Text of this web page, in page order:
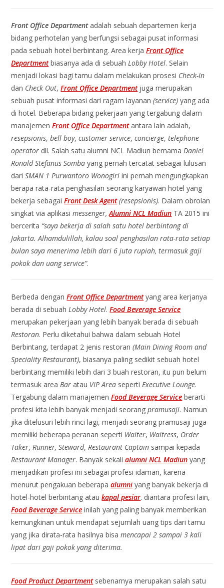
Front Office Departmentadalah sebuah departemen kerja
bidang perhotelan yang berfungsi sebagai pusat informasi
pada sebuah hotel berbintang. Area kerjaFront Office
Departmentbiasanya ada di sebuahLobby Hotel. Selain
menjadi lokasi bagi tamu dalam melakukan prosesi Check-In
dan Check Out,Front Office Departmentjuga merupakan
sebuah pusat informasi dari ragam layanan(service) yang ada
di hotel. Beberapa bidang pekerjaan yang tergabung dalam
manajemenFront Office Departmentantara lain adalah,
resepsionis,bell boy,customer service,concierge,telephone
operator dll. Salah satu alumni NCL Madiun bernamaDaniel
Ronald Stefanus Somba yang pernah tercatat sebagai lulusan
dariSMAN 1 Purwantoro Wonogiri ini pernah mengungkapkan
berapa rata-rata penghasilan seorang karyawan hotel yang
bekerja sebagaiFront Desk Agent (resepsionis). Dalam obrolan
singkat via aplikasimessenger,Alumni NCL Madiun TA 2015 ini
bercerita “saya bekerja di salah satu hotel berbintang di
Jakarta. Alhamdulillah, kalau soal penghasilan rata-rata setiap
bulan saya menerima lebih dari 6 juta rupiah, termasuk gaji
pokok dan uang service”.
Berbeda denganFront Office Departmentyang area kerjanya
berada di sebuahLobby Hotel.Food Beverage Service
merupakan pekerjaan yang lebih banyak berada di sebuah
Restoran. Perlu diketahui bahwa dalam sebuah Hotel
Berbintang, terdapat 2 jenis restoran(Main Dining Room and
Speciality Restaurant), biasanya paling sedikit sebuah hotel
berbintang memiliki lebih dari 3 buah restoran, itu pun belum
termasuk areaBar atau VIP Area sepertiExecutive Lounge.
Tergabung dalam manajemenFood Beverage Service berarti
profesi kita lebih banyak menjadi seorangpramusaji. Namun
jika ditelusuri lebih rinci lagi, menjadi seorang pramusaji juga
memiliki beberapa peranan seperti Waiter, Waitress, Order
Taker,Runner, Steward,Restaurant Captain sampai kepada
Restaurant Manager. Banyak sekalialumni NCL Madiun yang
menjadikan profesi ini sebagai profesi idaman, karena
menurut pengakuan beberapaalumni yang banyak bekerja di
hotel-hotel berbintang ataukapal pesiar. diantara profesi lain,
Food Beverage Service inilah yang paling banyak memberikan
kemungkinan untuk mendapat sejumlah uang tips dari tamu
yang jika dirata-rata hasilnya bisamencapai 2 sampai 3 kali
lipat dari gaji pokok yang diterima.
Food Product Departmentsebenarnya merupakan salah satu